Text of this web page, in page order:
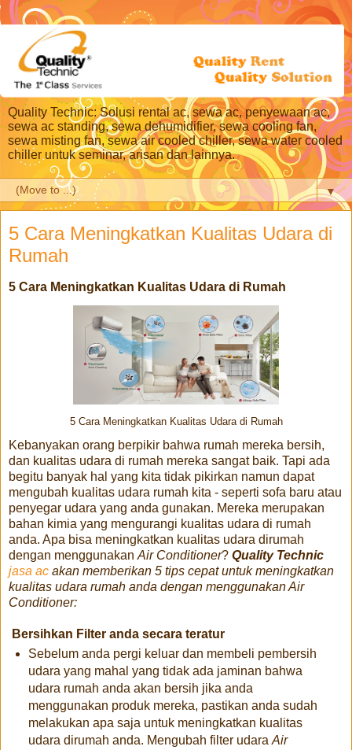
Quality Technic: Solusi rental ac, sewa ac, penyewaan ac,
sewa ac standing, sewa dehumidifier, sewa cooling fan,
sewa misting fan, sewa air cooled chiller, sewa water cooled
chiller untuk seminar, arisan dan lainnya.
▼
5 Cara Meningkatkan Kualitas Udara di
Rumah
5 Cara Meningkatkan Kualitas Udara di Rumah
5 Cara Meningkatkan Kualitas Udara di Rumah
Kebanyakan orang berpikir bahwa rumah mereka bersih,
dan kualitas udara di rumah mereka sangat baik. Tapi ada
begitu banyak hal yang kita tidak pikirkan namun dapat
mengubah kualitas udara rumah kita - seperti sofa baru atau
penyegar udara yang anda gunakan. Mereka merupakan
bahan kimia yang mengurangi kualitas udara di rumah
anda. Apa bisa meningkatkan kualitas udara dirumah
dengan menggunakan Air Conditioner? Quality Technic
jasa ac akan memberikan 5 tips cepat untuk meningkatkan
kualitas udara rumah anda dengan menggunakan Air
Conditioner:
Bersihkan Filter anda secara teratur
Sebelum anda pergi keluar dan membeli pembersih
udara yang mahal yang tidak ada jaminan bahwa
udara rumah anda akan bersih jika anda
menggunakan produk mereka, pastikan anda sudah
melakukan apa saja untuk meningkatkan kualitas
udara dirumah anda. Mengubah filter udara Air